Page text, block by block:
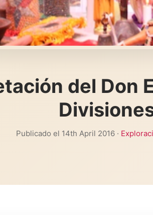
del Don
Publicado el 14th April 2016 ·